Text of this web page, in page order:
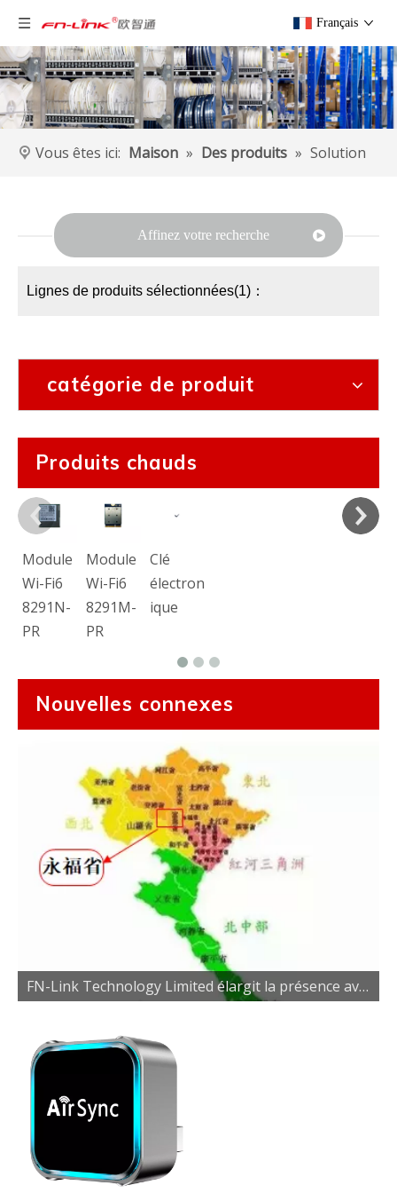
Français
Vous êtes ici: Maison » Des produits » Solution
Affinez votre recherche
Lignes de produits sélectionnées(1)：
catégorie de produit
Produits chauds
Module
Wi-Fi6
8291N-
PR
Module
Wi-Fi6
8291M-
PR
Clé
électron
ique
Nouvelles connexes
FN-Link Technology Limited élargit la présence avec une nouvelle usine au Vietnam